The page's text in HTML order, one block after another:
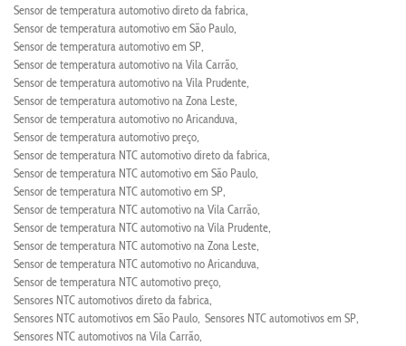
Sensor de temperatura automotivo direto da fabrica
Sensor de temperatura automotivo em São Paulo
Sensor de temperatura automotivo em SP
Sensor de temperatura automotivo na Vila Carrão
Sensor de temperatura automotivo na Vila Prudente
Sensor de temperatura automotivo na Zona Leste
Sensor de temperatura automotivo no Aricanduva
Sensor de temperatura automotivo preço
Sensor de temperatura NTC automotivo direto da fabrica
Sensor de temperatura NTC automotivo em São Paulo
Sensor de temperatura NTC automotivo em SP
Sensor de temperatura NTC automotivo na Vila Carrão
Sensor de temperatura NTC automotivo na Vila Prudente
Sensor de temperatura NTC automotivo na Zona Leste
Sensor de temperatura NTC automotivo no Aricanduva
Sensor de temperatura NTC automotivo preço
Sensores NTC automotivos direto da fabrica
Sensores NTC automotivos em São Paulo Sensores NTC automotivos em SP
Sensores NTC automotivos na Vila Carrão